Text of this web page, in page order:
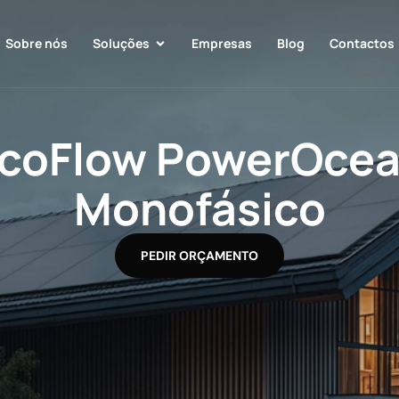
Sobre nós Soluções Empresas Blog Contactos
Monofásico
PEDIR ORÇAMENTO